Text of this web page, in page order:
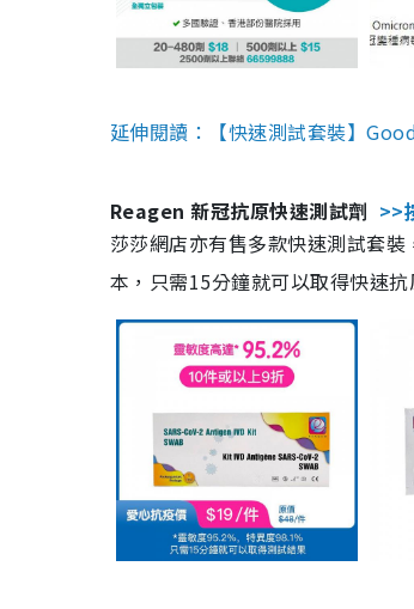
延伸閱讀：【快速測試套裝】
Reagen 新冠抗原快速測試劑 >>
莎莎網店亦有售多款快速測試套
本，只需15分鐘就可以取得快速